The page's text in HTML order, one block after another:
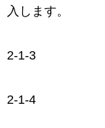
入します。
2-1-3
2-1-4